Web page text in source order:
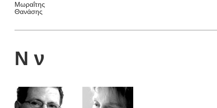
Μωραΐτης
Θανάσης
Ν ν